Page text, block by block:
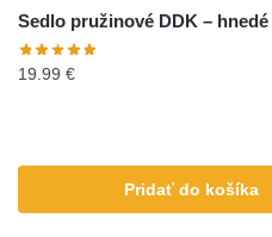
Sedlo pružinové DDK – hnedé
19.99 €
Pridať do košíka